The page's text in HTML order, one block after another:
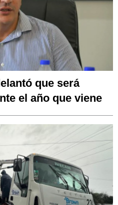
que será
el año que viene